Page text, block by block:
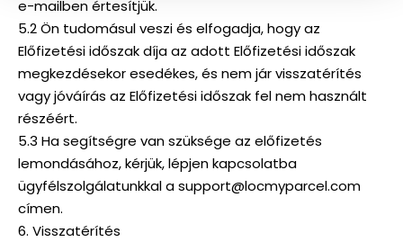
e-mailben értesítjük.
5.2 Ön tudomásul veszi és elfogadja, hogy az
Előfizetési időszak díja az adott Előfizetési időszak
megkezdésekor esedékes, és nem jár visszatérítés
vagy jóváírás az Előfizetési időszak fel nem használt
részéért.
5.3 Ha segítségre van szüksége az előfizetés
lemondásához, kérjük, lépjen kapcsolatba
ügyfélszolgálatunkkal a support@locmyparcel.com
címen.
6. Visszatérítés